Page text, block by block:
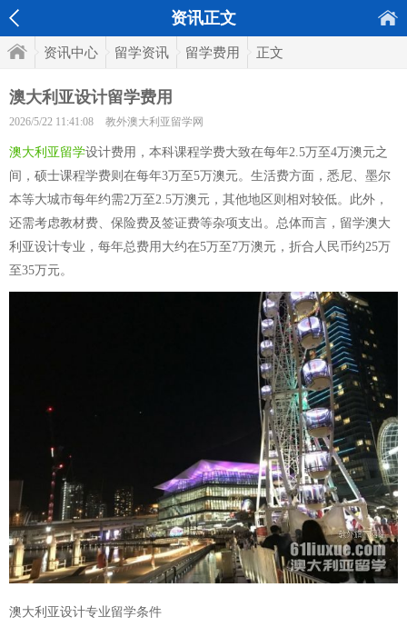
资讯正文
资讯中心 留学资讯 留学费用 正文
澳大利亚设计留学费用
2026/5/22 11:41:08 教外澳大利亚留学网
澳大利亚留学设计费用，本科课程学费大致在每年2.5万至4万澳元之
间，硕士课程学费则在每年3万至5万澳元。生活费方面，悉尼、墨尔
本等大城市每年约需2万至2.5万澳元，其他地区则相对较低。此外，
还需考虑教材费、保险费及签证费等杂项支出。总体而言，留学澳大
利亚设计专业，每年总费用大约在5万至7万澳元，折合人民币约25万
至35万元。
澳大利亚设计专业留学条件